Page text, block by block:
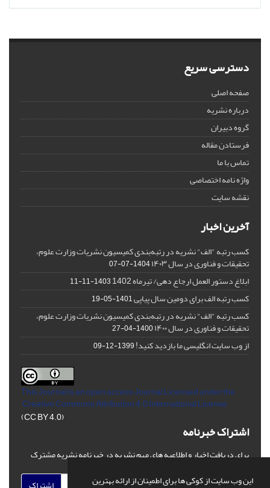
این وب سایت از کوکی ها برای اطمینان از ارائه بهترین
دسترسی سریع
صفحه اصلی
درباره نشریه
گروه دبیران
فرستادن مقاله
تماس با ما
واژه نامه اختصاصی
نقشه سایت
آخرین اخبار
کسب رتبه "الف" نشریه در رتبه‌بندی کمیسیون نشریات وزارت علوم،
تحقیقات و فناوری در سال ۱۴۰۳ 1404-07-07
ابلاغ دستور العمل ارجاع دهی/ تیرماه 1402 1403-11-11
کسب رتبه الف برای دومین سال پیاپی1401-05-19
کسب رتبه "الف" نشریه در رتبه‌بندی کمیسیون نشریات وزارت علوم،
تحقیقات و فناوری در سال ۱۴۰۰ 1400-04-27
از وب سایت انگلیسی ما بازدید کنید!1399-12-09
This Journal is an open access Journal Licensedunder the
Creative Commons Attribution 4.0 International License
(CC BY 4.0)
اشتراک خبرنامه
برای دریافت اخبار و اطلاعیه های مهم نشریه در خبرنامه نشریه مشترک